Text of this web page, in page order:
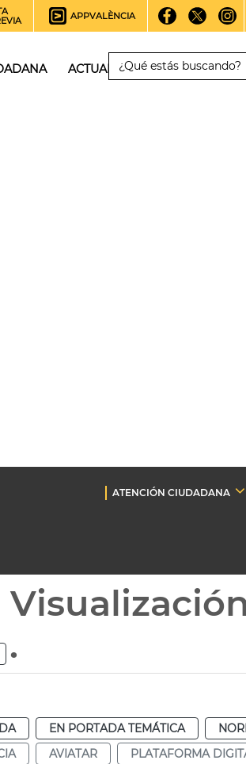
APPVALÈNCIA
ACTUALIDAD
ATENCIÓN CIUDADANA
.
EN PORTADA TEMÁTICA
AVIATAR
PLATAFORMA